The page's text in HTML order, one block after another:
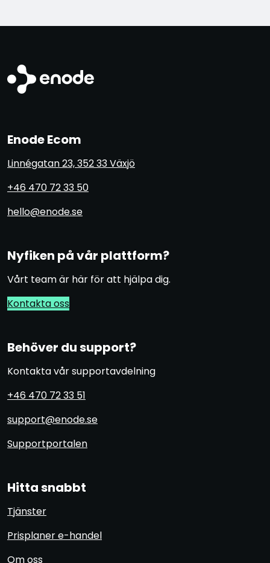
Enode Ecom
Linnégatan 23, 352 33 Växjö
+46 470 72 33 50
hello@enode.se
Nyfiken på vår plattform?
Vårt team är här för att hjälpa dig.
Kontakta oss
Behöver du support?
Kontakta vår supportavdelning
+46 470 72 33 51
support@enode.se
Supportportalen
Hitta snabbt
Tjänster
Prisplaner e-handel
Om oss